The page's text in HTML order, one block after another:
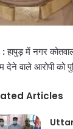
:हापुड़ में नगर
देने वाले आरोपी को
Articles